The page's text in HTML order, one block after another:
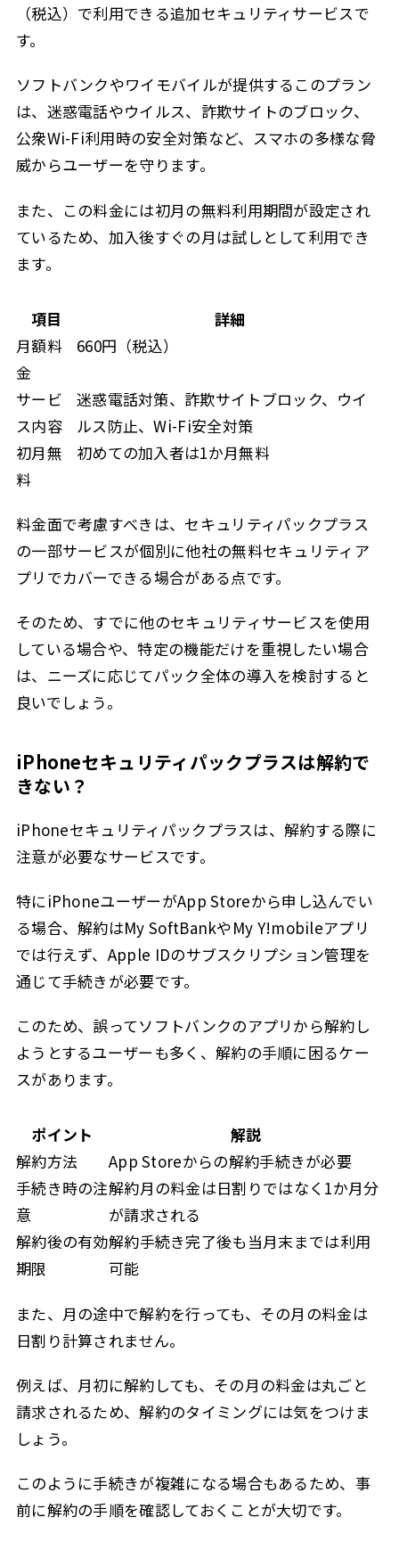
（税込）で利用できる追加セキュリティサービスで
す。
ソフトバンクやワイモバイルが提供するこのプラン
は、迷惑電話やウイルス、詐欺サイトのブロック、
公衆Wi-Fi利用時の安全対策など、スマホの多様な脅
威からユーザーを守ります。
また、この料金には初月の無料利用期間が設定され
ているため、加入後すぐの月は試しとして利用でき
ます。
項目
詳細
月額料
金
660円（税込）
サービ
ス内容
迷惑電話対策、詐欺サイトブロック、ウイ
ルス防止、Wi-Fi安全対策
初月無
料
初めての加入者は1か月無料
料金面で考慮すべきは、セキュリティパックプラス
の一部サービスが個別に他社の無料セキュリティア
プリでカバーできる場合がある点です。
そのため、すでに他のセキュリティサービスを使用
している場合や、特定の機能だけを重視したい場合
は、ニーズに応じてパック全体の導入を検討すると
良いでしょう。
iPhoneセキュリティパックプラスは解約で
きない？
iPhoneセキュリティパックプラスは、解約する際に
注意が必要なサービスです。
特にiPhoneユーザーがApp Storeから申し込んでい
る場合、解約はMy SoftBankやMy Y!mobileアプリ
では行えず、Apple IDのサブスクリプション管理を
通じて手続きが必要です。
このため、誤ってソフトバンクのアプリから解約し
ようとするユーザーも多く、解約の手順に困るケー
スがあります。
ポイント
解説
解約方法
App Storeからの解約手続きが必要
手続き時の注
意
解約月の料金は日割りではなく1か月分
が請求される
解約後の有効
期限
解約手続き完了後も当月末までは利用
可能
また、月の途中で解約を行っても、その月の料金は
日割り計算されません。
例えば、月初に解約しても、その月の料金は丸ごと
請求されるため、解約のタイミングには気をつけま
しょう。
このように手続きが複雑になる場合もあるため、事
前に解約の手順を確認しておくことが大切です。